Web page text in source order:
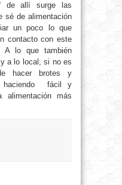
de allí surge las
sé de alimentación
un poco lo que
contacto con este
A lo que también
a lo local, si no es
hacer brotes y
haciendo fácil y
más